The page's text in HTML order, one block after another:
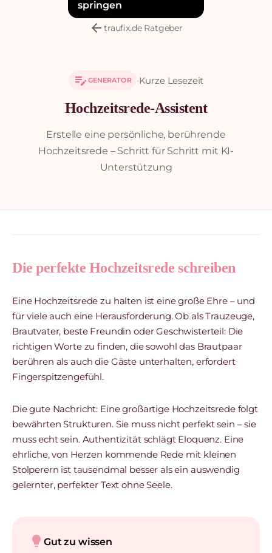
arrow_backtraufix.de Ratgeber
edit_note GENERATOR ·Kurze Lesezeit
Hochzeitsrede-Assistent
Erstelle eine persönliche, berührende
Hochzeitsrede – Schritt für Schritt mit KI-
Unterstützung
Die perfekte Hochzeitsrede schreiben
Eine Hochzeitsrede zu halten ist eine große Ehre – und
für viele auch eine Herausforderung. Ob als Trauzeuge,
Brautvater, beste Freundin oder Geschwisterteil: Die
richtigen Worte zu finden, die sowohl das Brautpaar
berühren als auch die Gäste unterhalten, erfordert
Fingerspitzengefühl.
Die gute Nachricht: Eine großartige Hochzeitsrede folgt
bewährten Strukturen. Sie muss nicht perfekt sein – sie
muss echt sein. Authentizität schlägt Eloquenz. Eine
ehrliche, von Herzen kommende Rede mit kleinen
Stolperern ist tausendmal besser als ein auswendig
gelernter, perfekter Text ohne Seele.
lightbulb Gut zu wissen
springen